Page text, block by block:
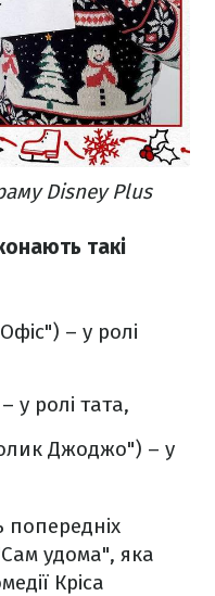
Disney Plus
такі
– у ролі
у ролі тата,
Джоджо") – у
удома", яка
Кріса